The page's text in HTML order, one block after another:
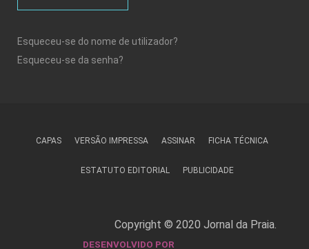
Esqueceu-se do nome de utilizador?
Esqueceu-se da senha?
CAPAS VERSÃO IMPRESSA ASSINAR FICHA TÉCNICA
ESTATUTO EDITORIAL PUBLICIDADE
Copyright © 2020 Jornal da Praia.
DESENVOLVIDO POR